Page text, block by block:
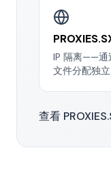
IP 隔离——通
文件分配独
查看